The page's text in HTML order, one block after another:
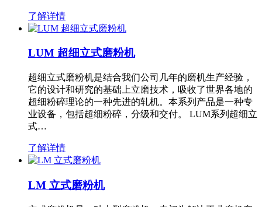
了解详情
LUM 超细立式磨粉机
超细立式磨粉机是结合我们公司几年的磨机生产经验，
它的设计和研究的基础上立磨技术，吸收了世界各地的
超细粉碎理论的一种先进的轧机。本系列产品是一种专
业设备，包括超细粉碎，分级和交付。 LUM系列超细立
式…
了解详情
LM 立式磨粉机